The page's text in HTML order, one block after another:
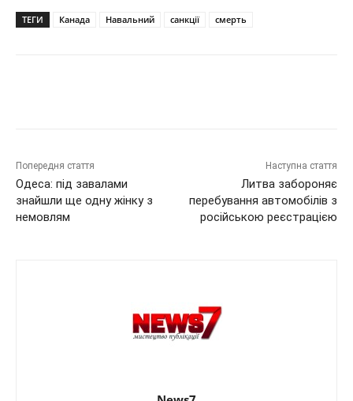
ТЕГИ Канада Навальний санкції смерть
Попередня стаття
Одеса: під завалами
знайшли ще одну жінку з
немовлям
Наступна стаття
Литва забороняє
перебування автомобілів з
російською реєстрацією